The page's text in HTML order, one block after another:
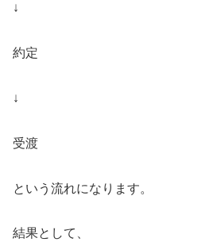
↓
約定
↓
受渡
という流れになります。
結果として、